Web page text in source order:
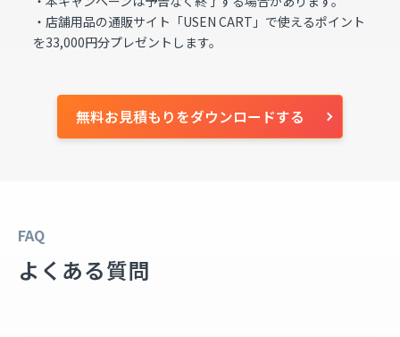
・店舗用品の通販サイト「USEN CART」で使えるポイント
を33,000円分プレゼントします。
無料お見積もりをダウンロードする
FAQ
よくある質問